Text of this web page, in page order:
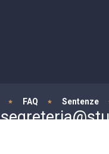
FAQ Sentenze